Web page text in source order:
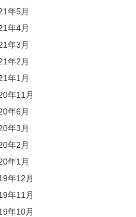
年5月
年4月
年3月
年2月
年1月
年11月
年6月
年3月
年2月
年1月
年12月
年11月
年10月